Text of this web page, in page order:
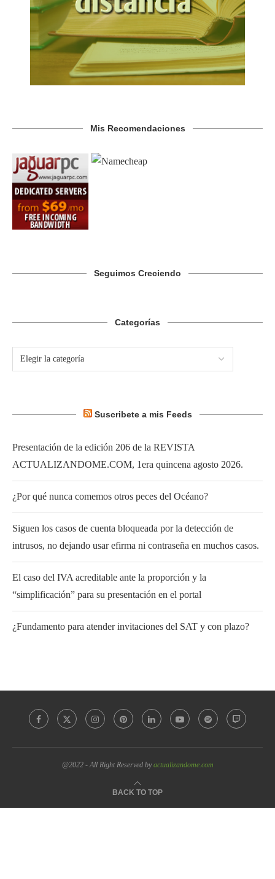
Mis Recomendaciones
Seguimos Creciendo
Categorías
Suscribete a mis Feeds
Presentación de la edición 206 de la REVISTA
ACTUALIZANDOME.COM, 1era quincena agosto 2026.
¿Por qué nunca comemos otros peces del Océano?
Siguen los casos de cuenta bloqueada por la detección de
intrusos, no dejando usar efirma ni contraseña en muchos casos.
El caso del IVA acreditable ante la proporción y la
“simplificación” para su presentación en el portal
¿Fundamento para atender invitaciones del SAT y con plazo?
@2022 - All Right Reserved byactualizandome.com
BACK TO TOP